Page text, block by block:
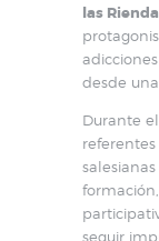
las
desde
Durante
seguir